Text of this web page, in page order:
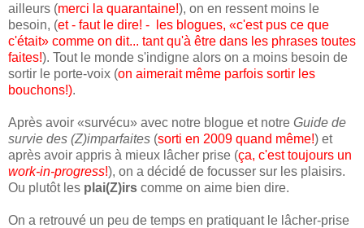
ailleurs (merci la quarantaine!), on en ressent moins le
besoin, (et - faut le dire! - les blogues, «c'est pus ce que
c'était» comme on dit... tant qu'à être dans les phrases toutes
faites!). Tout le monde s'indigne alors on a moins besoin de
sortir le porte-voix (on aimerait même parfois sortir les
bouchons!).
Après avoir «survécu» avec notre blogue et notre Guide de
survie des (Z)imparfaites (sorti en 2009 quand même!) et
après avoir appris à mieux lâcher prise (ça, c'est toujours un
work-in-progress!), on a décidé de focusser sur les plaisirs.
Ou plutôt les plai(Z)irs comme on aime bien dire.
On a retrouvé un peu de temps en pratiquant le lâcher-prise